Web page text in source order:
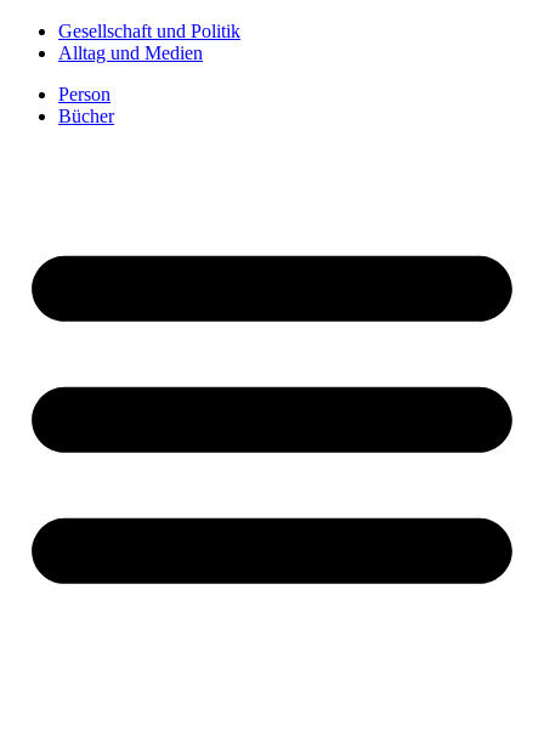
Gesellschaft und Politik
Alltag und Medien
Person
Bücher